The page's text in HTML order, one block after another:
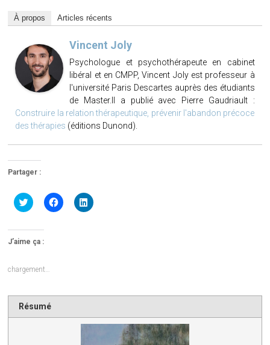
À propos Articles récents
Vincent Joly
Psychologue et psychothérapeute en cabinet
libéral et en CMPP, Vincent Joly est professeur à
l'université Paris Descartes auprès des étudiants
de Master.Il a publié avec Pierre Gaudriault :
Construire la relation thérapeutique, prévenir l'abandon précoce
des thérapies (éditions Dunond).
Partager :
Cliquez
pour
Twitter(ouvre
dans
une
Cliquez
pour
Cliquez
pour
J’aime ça :
chargement…
Résumé